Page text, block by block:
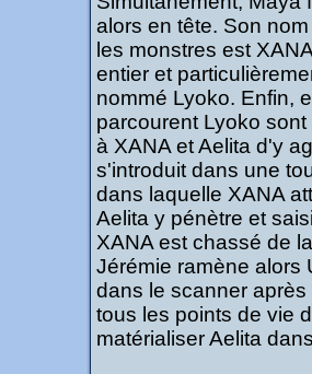
alors en tête. Son
les monstres est
entier et
nommé Lyoko. Enfin,
parcourent Lyoko
à XANA et Aelita d'y
s'introduit dans une
dans laquelle XANA
Aelita y pénètre et
XANA est chassé de
Jérémie ramène alors
dans le scanner
tous les points de vie
matérialiser Aelita